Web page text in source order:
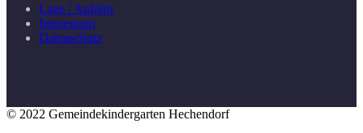
Lage / Anfahrt
Impressum
Datenschutz
© 2022 Gemeindekindergarten Hechendorf